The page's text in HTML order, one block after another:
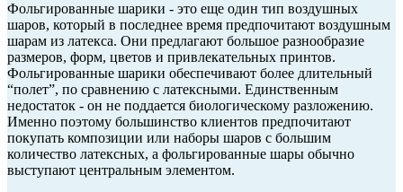
Фольгированные шарики - это еще один тип воздушных
шаров, который в последнее время предпочитают воздушным
шарам из латекса. Они предлагают большое разнообразие
размеров, форм, цветов и привлекательных принтов.
Фольгированные шарики обеспечивают более длительный
“полет”, по сравнению с латексными. Единственным
недостаток - он не поддается биологическому разложению.
Именно поэтому большинство клиентов предпочитают
покупать композиции или наборы шаров с большим
количество латексных, а фольгированные шары обычно
выступают центральным элементом.